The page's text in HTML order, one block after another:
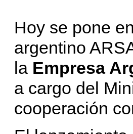
Hoy se pone
argentino
la Empresa
a cargo del
cooperación